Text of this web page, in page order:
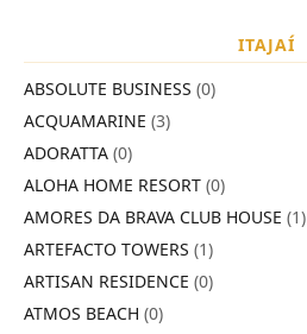
ITAJAÍ
ABSOLUTE BUSINESS (0)
ACQUAMARINE (3)
ADORATTA (0)
ALOHA HOME RESORT (0)
AMORES DA BRAVA CLUB HOUSE (1)
ARTEFACTO TOWERS (1)
ARTISAN RESIDENCE (0)
ATMOS BEACH (0)